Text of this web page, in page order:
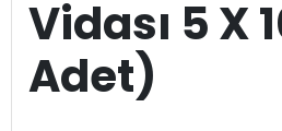
Vidası 5 X
Adet)